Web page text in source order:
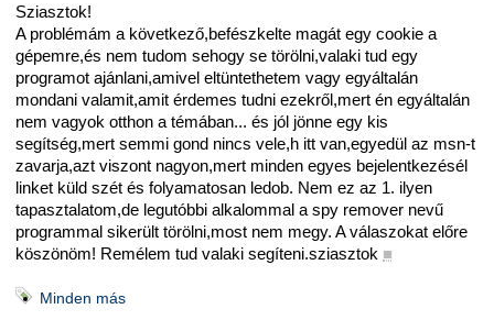
Sziasztok!
A problémám a következő,befészkelte magát egy cookie a
gépemre,és nem tudom sehogy se törölni,valaki tud egy
programot ajánlani,amivel eltüntethetem vagy egyáltalán
mondani valamit,amit érdemes tudni ezekről,mert én egyáltalán
nem vagyok otthon a témában... és jól jönne egy kis
segítség,mert semmi gond nincs vele,h itt van,egyedül az msn-t
zavarja,azt viszont nagyon,mert minden egyes bejelentkezésél
linket küld szét és folyamatosan ledob. Nem ez az 1. ilyen
tapasztalatom,de legutóbbi alkalommal a spy remover nevű
programmal sikerült törölni,most nem megy. A válaszokat előre
köszönöm! Remélem tud valaki segíteni.sziasztok ■
Minden más